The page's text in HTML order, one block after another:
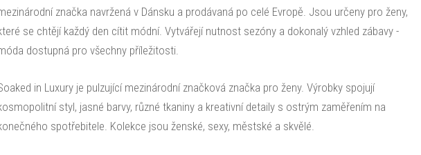
značka navržená v Dánsku a prodávaná po celé Evropě. Jsou určeny pro ženy,
se chtějí každý den cítit módní. Vytvářejí nutnost sezóny a dokonalý vzhled zábavy -
dostupná pro všechny příležitosti.
in Luxury je pulzující mezinárodní značková značka pro ženy. Výrobky spojují
styl, jasné barvy, různé tkaniny a kreativní detaily s ostrým zaměřením na
spotřebitele. Kolekce jsou ženské, sexy, městské a skvělé.